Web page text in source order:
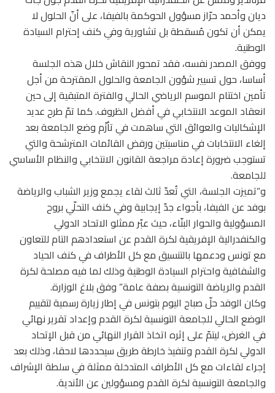
ديان وأحمد حرّاز مسؤول الحوكمة بالفيفا، على أنّ الحلول لا
يمكن أن تكون مُسقطة بل تشاورية وفي كنف إحترام السيادة
الوطنية.
ووفق المصدر نفسه، فقد تمحور النقاش خلال هذه الجلسة
أساسا، حول تسيير شؤون الجامعة والحلول المقترحة من أجل
تأمين اختتام الموسم الرياضي الحالي والفترة المتبقية إلى حين
انعقاد الموعد الانتخابي في أفضل الظروف. كما تمّ طرح عديد
الإشكاليات والعوائق التي ساهمت في تأزّم وضع الجامعة بعد
إلغاء الانتخابات في مناسبتين ورفض القائمات المترشحة والتي
تستوجب ضرورة إعادة مراجعة القانون الانتخابي والنظام الأساسي
للجامعة.
و”تميزت الجلسة، التي تُعدّ ثالث لقاء يجمع وزير الشباب والرياضة
بوفد عن الفيفا، بأجواء جدّ إيجابية وفي كنف التحلّي بروح
المسؤولية والحوار البنّاء، حيث عبّر ممثلو الاتحاد الدولي
والكنفدرالية الإفريقية لكرة القدم عن استعدادهم التام للتعاون
مع تونس ودعمها بالتنسيق مع كل الأطراف في كنف الحياد
والشفافية واحترام السيادة الوطنية وذلك لما فيه مصلحة لكرة
القدم والرياضة التونسية بصفة عامة” وفق بلاغ الوزارة.
وكان الوفد حلّ صباح اليوم بتونس في إطار زيارة رسمية لتقييم
الوضع الحالي للجامعة التونسية لكرة القدم وإعداد تقرير نهائي
في الغرض، ليتمّ على إثره اتخاذ القرار النهائي من قبل الإتحاد
الدولي لكرة القدم وتنفيذ خارطة طريق سيحددها لاحقا، وذلك بعد
إجراء لقاءات مع كل الأطراف المتدخلة ممثلة في سلطة الإشراف
والجامعة التونسية لكرة القدم ومسؤولين عن الأندية.